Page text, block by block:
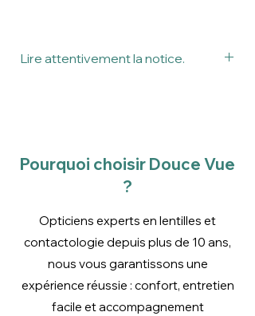
Lire attentivement la notice.
Pourquoi choisir Douce Vue
?
Opticiens experts en lentilles et
contactologie depuis plus de 10 ans,
nous vous garantissons une
expérience réussie : confort, entretien
facile et accompagnement